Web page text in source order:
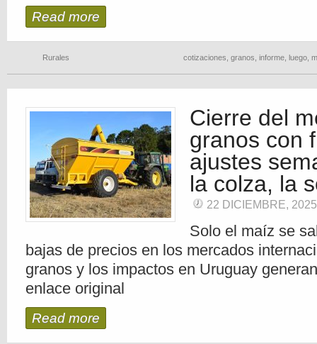
Read more
Rurales cotizaciones granos informe luego
Cierre del
granos con
ajustes
la colza, la
22 DICIEMBRE,
Solo el maíz se
bajas de precios en los mercados
granos y los impactos en Uruguay
enlace original
Read more